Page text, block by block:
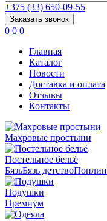
+375 (33) 650-09-55
Заказать звонок
0 0 0
Главная
Каталог
Новости
Доставка и оплата
Отзывы
Контакты
Махровые простыни
Постельное бельё
БязьБязь детствоПоплин
Подушки
Премиум